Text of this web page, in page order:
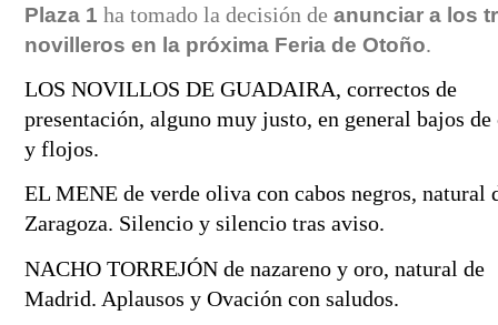
Plaza 1 ha tomado la decisión de anunciar a los
novilleros en la próxima Feria de Otoño.
LOS NOVILLOS DE GUADAIRA, correctos de
presentación, alguno muy justo, en general bajos de
y flojos.
EL MENE de verde oliva con cabos negros, natural
Zaragoza. Silencio y silencio tras aviso.
NACHO TORREJÓN de nazareno y oro, natural de
Madrid. Aplausos y Ovación con saludos.